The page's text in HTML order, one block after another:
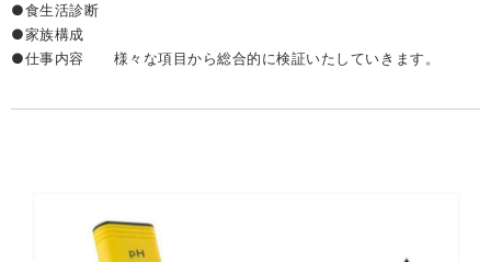
●食生活診断
●家族構成
●仕事内容 様々な項目から総合的に検証いたしていきます。